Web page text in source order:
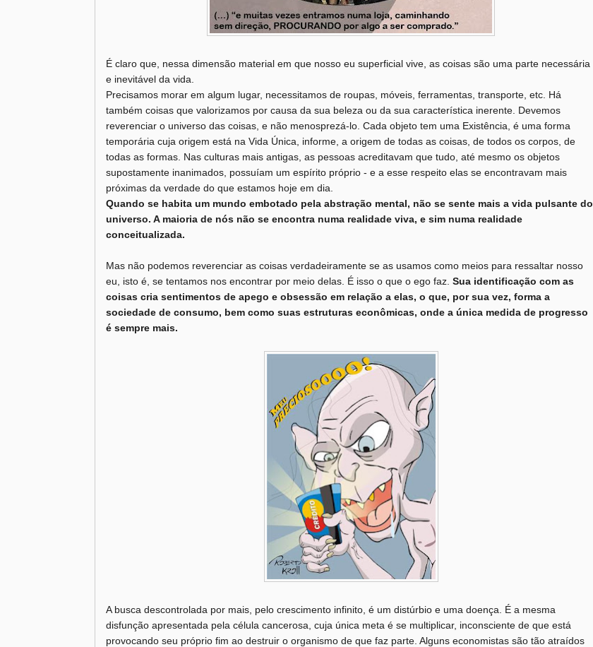
É claro que, nessa dimensão material em que nosso eu superficial vive, as coisas são uma parte necessária
e inevitável da vida.
Precisamos morar em algum lugar, necessitamos de roupas, móveis, ferramentas, transporte, etc. Há
também coisas que valorizamos por causa da sua beleza ou da sua característica inerente. Devemos
reverenciar o universo das coisas, e não menosprezá-lo. Cada objeto tem uma Existência, é uma forma
temporária cuja origem está na Vida Única, informe, a origem de todas as coisas, de todos os corpos, de
todas as formas. Nas culturas mais antigas, as pessoas acreditavam que tudo, até mesmo os objetos
supostamente inanimados, possuíam um espírito próprio - e a esse respeito elas se encontravam mais
próximas da verdade do que estamos hoje em dia.
Quando se habita um mundo embotado pela abstração mental, não se sente mais a vida pulsante do
universo. A maioria de nós não se encontra numa realidade viva, e sim numa realidade
conceitualizada.
Mas não podemos reverenciar as coisas verdadeiramente se as usamos como meios para ressaltar nosso
eu, isto é, se tentamos nos encontrar por meio delas. É isso o que o ego faz. Sua identificação com as
coisas cria sentimentos de apego e obsessão em relação a elas, o que, por sua vez, forma a
sociedade de consumo, bem como suas estruturas econômicas, onde a única medida de progresso
é sempre mais.
A busca descontrolada por mais, pelo crescimento infinito, é um distúrbio e uma doença. É a mesma
disfunção apresentada pela célula cancerosa, cuja única meta é se multiplicar, inconsciente de que está
provocando seu próprio fim ao destruir o organismo de que faz parte. Alguns economistas são tão atraídos